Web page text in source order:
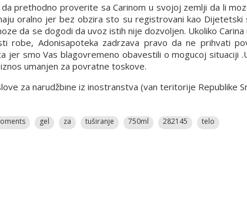
prethodno proverite sa Carinom u svojoj zemlji da li
oralno jer bez obzira sto su registrovani kao Dijetetski
da se dogodi da uvoz istih nije dozvoljen. Ukoliko
robe, Adonisapoteka zadrzava pravo da ne prihvati
jer smo Vas blagovremeno obavestili o mogucoj situaciji
umanjen za povratne toskove.
za narudžbine iz inostranstva (van teritorije Republike
gel za tuširanje 750ml 282145 telo